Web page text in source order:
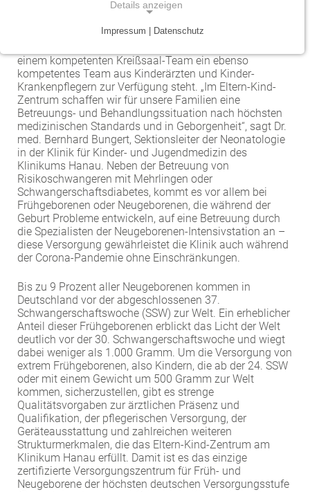
Vereinbarkeit von Beruf und Leben
Mitarbeitervorteile
Kinder- und Jugendmedizin
Neurologie
Psychiatrie und Psychotherapie
Anästhesiologie, operative Intensivmedizin und
Schmerztherapie
Gynäkologie und Geburtshilfe
Hals-, Nase- und Ohren-Erkrankungen
Dermatologie und Allergologie
Alle Kliniken, Fachbereiche und Zentren
Traumazentrum
Tumorzentrum
Viszeralonkologisches Zentrum (Darm, Pankreas)
Vorhofflimmerzentrum
Zentrum für Arbeitsmedizin, Arbeitssicherheit und
Brandschutz
Zentrum für Kinderdiabetes (DDG)
Zentrum für Lymphome und Leukämien
Alle Kliniken, Fachbereiche und Zentren
Patientenfürsprecher
Physiotherapie
Seelsorge
Soziale Dienste
Alle Kliniken, Fachbereiche und Zentren
Schwangerschaft befördert die meisten werdenden
verlaufen Schwangerschaft und Geburt ohne
einem kompetenten Kreißsaal-Team ein ebenso
kompetentes Team aus Kinderärzten und Kinder-
Krankenpflegern zur Verfügung steht. „Im Eltern-Kind-
Zentrum schaffen wir für unsere Familien eine
Betreuungs- und Behandlungssituation nach höchsten
medizinischen Standards und in Geborgenheit“, sagt Dr.
med. Bernhard Bungert, Sektionsleiter der Neonatologie
in der Klinik für Kinder- und Jugendmedizin des
Klinikums Hanau. Neben der Betreuung von
Risikoschwangeren mit Mehrlingen oder
Schwangerschaftsdiabetes, kommt es vor allem bei
Frühgeborenen oder Neugeborenen, die während der
Geburt Probleme entwickeln, auf eine Betreuung durch
die Spezialisten der Neugeborenen-Intensivstation an –
diese Versorgung gewährleistet die Klinik auch während
der Corona-Pandemie ohne Einschränkungen.
Bis zu 9 Prozent aller Neugeborenen kommen in
Deutschland vor der abgeschlossenen 37.
Schwangerschaftswoche (SSW) zur Welt. Ein erheblicher
Anteil dieser Frühgeborenen erblickt das Licht der Welt
deutlich vor der 30. Schwangerschaftswoche und wiegt
dabei weniger als 1.000 Gramm. Um die Versorgung von
extrem Frühgeborenen, also Kindern, die ab der 24. SSW
oder mit einem Gewicht um 500 Gramm zur Welt
kommen, sicherzustellen, gibt es strenge
Qualitätsvorgaben zur ärztlichen Präsenz und
Qualifikation, der pflegerischen Versorgung, der
Geräteausstattung und zahlreichen weiteren
Strukturmerkmalen, die das Eltern-Kind-Zentrum am
Klinikum Hanau erfüllt. Damit ist es das einzige
zertifizierte Versorgungszentrum für Früh- und
Neugeborene der höchsten deutschen Versorgungsstufe
Details anzeigen
Notwendige Cookies ermöglichen grundlegende
Funktionen und sind für die einwandfreie Funktion
der Website erforderlich.
Einverständnis-Cookie
Name:
cookie_consent
Zweck:
Dieser Cookie speichert die ausgewählten
Einverständnis-Optionen des Benutzers
Cookie Laufzeit:
EXTERNE MEDIEN
Um Inhalte von Videoplattformen und Social Media
Plattformen anzeigen zu können, werden von
diesen externen Medien Cookies gesetzt.
YouTube
Vimeo
Impressum | Datenschutz